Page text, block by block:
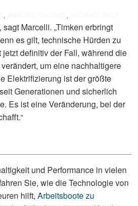
was wir machen, sondern auch
Marcelli. „Timken erbringt
es gilt, technische Hürden zu
definitiv der Fall, während die
um eine nachhaltigere
Elektrifizierung ist der größte
Generationen und sicherlich
Es ist eine Veränderung, bei der
und Performance in vielen
Sie, wie die Technologie von
hilft, Arbeitsboote zu